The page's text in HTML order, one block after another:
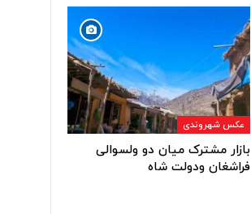
عکس شهروندی
بازار مشترک میان دو ولسوالی
فراشغان ودولت شاه